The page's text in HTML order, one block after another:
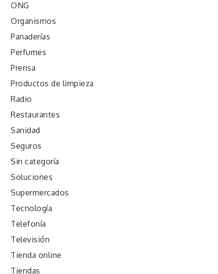
ONG
Organismos
Panaderías
Perfumes
Prensa
Productos de limpieza
Radio
Restaurantes
Sanidad
Seguros
Sin categoría
Soluciones
Supermercados
Tecnología
Telefonía
Televisión
Tienda online
Tiendas